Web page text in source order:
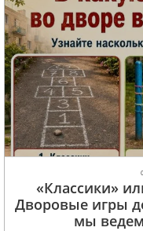
«Классики»
Дворовые игры
мы ведем